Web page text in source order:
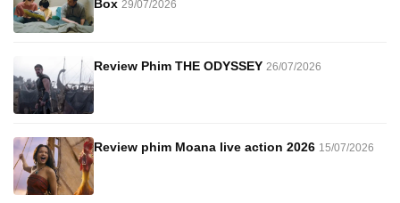
Box 29/07/2026
Review Phim THE ODYSSEY 26/07/2026
Review phim Moana live action 2026 15/07/2026